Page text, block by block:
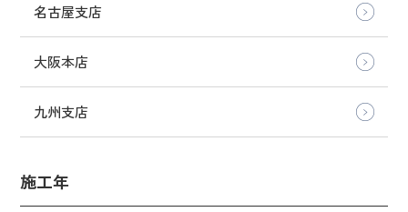
名古屋支店
大阪本店
九州支店
施工年